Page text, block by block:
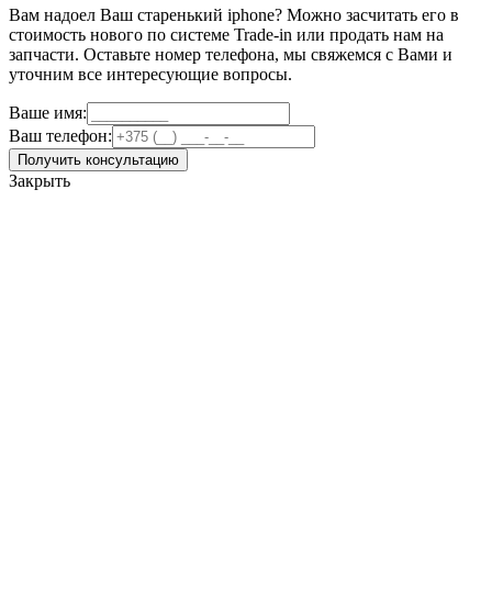
Вам надоел Ваш старенький iphone? Можно засчитать его в
стоимость нового по системе Trade-in или продать нам на
запчасти. Оставьте номер телефона, мы свяжемся с Вами и
уточним все интересующие вопросы.
Ваше имя:
Ваш телефон:
Получить консультацию
Закрыть